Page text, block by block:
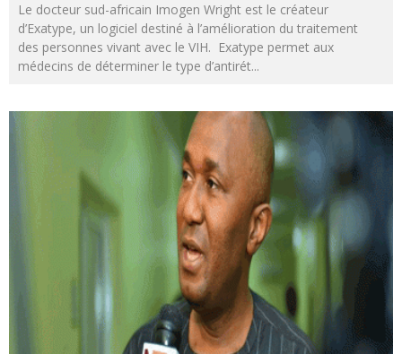
Le docteur sud-africain Imogen Wright est le créateur
d’Exatype, un logiciel destiné à l’amélioration du traitement
des personnes vivant avec le VIH. Exatype permet aux
médecins de déterminer le type d’antirét...